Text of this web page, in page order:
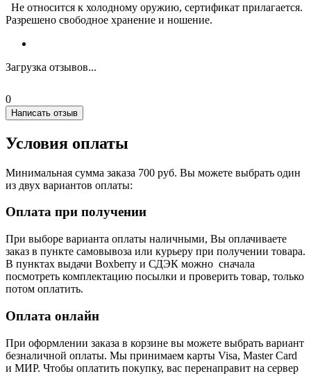
Не относится к холодному оружию, сертификат прилагается.
Разрешено свободное хранение и ношение.
Загрузка отзывов...
0
Написать отзыв
Условия оплаты
Минимальная сумма заказа 700 руб. Вы можете выбрать один
из двух вариантов оплаты:
Оплата при получении
При выборе варианта оплаты наличными, Вы оплачиваете
заказ в пункте самовывоза или курьеру при получении товара.
В пунктах выдачи Boxberry и СДЭК можно сначала
посмотреть комплектацию посылки и проверить товар, только
потом оплатить.
Оплата онлайн
При оформлении заказа в корзине вы можете выбрать вариант
безналичной оплаты. Мы принимаем карты Visa, Master Card
и МИР. Чтобы оплатить покупку, вас перенаправит на сервер